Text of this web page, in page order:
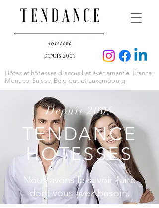
Depuis 2005
Hôtes et hôtesses d’accueil et événementiel France,
Monaco, Suisse, Belgique et Luxembourg
Depuis 2005
TENDANCE
HOTESSES
Nous avons le savoir-faire
dont vous avez besoin.